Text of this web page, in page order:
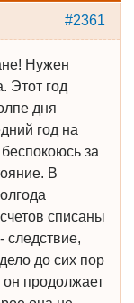
#2361
Нужен
Этот год
дня
год на
за
В
списаны
следствие,
до сих пор
он продолжает